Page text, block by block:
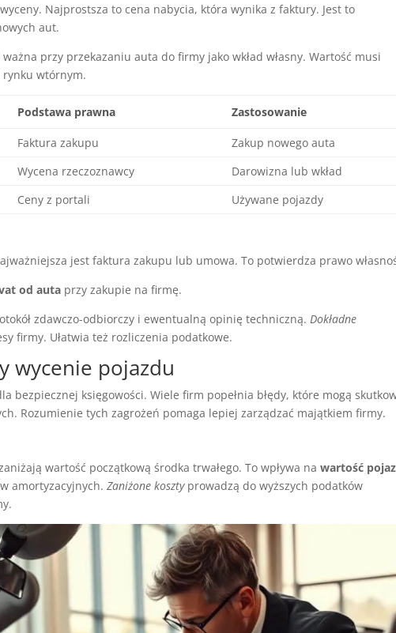
Najprostsza to cena nabycia, która wynika z faktury. Jest to
aut.
przy przekazaniu auta do firmy jako wkład własny. Wartość musi
wtórnym.
Podstawa prawna Zastosowanie
Faktura zakupu
Zakup nowego auta
Wycena rzeczoznawcy
Darowizna lub wkład
Ceny z portali Używane pojazdy
jest faktura zakupu lub umowa. To potwierdza prawo
od auta przy zakupie na firmę.
zdawczo-odbiorczy i ewentualną opinię techniczną. Dokładne
firmy. Ułatwia też rozliczenia podatkowe.
wycenie pojazdu
bezpiecznej księgowości. Wiele firm popełnia błędy, które mogą
Rozumienie tych zagrożeń pomaga lepiej zarządzać majątkiem firmy.
wartość początkową środka trwałego. To wpływa nawartość
amortyzacyjnych.Zaniżone kosztyprowadzą do wyższych podatków